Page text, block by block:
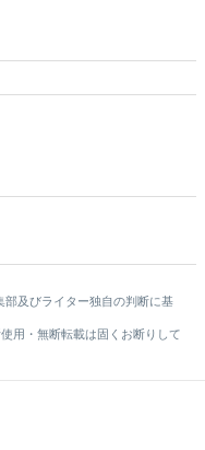
及びライター独自の判断に基
用・無断転載は固くお断りして